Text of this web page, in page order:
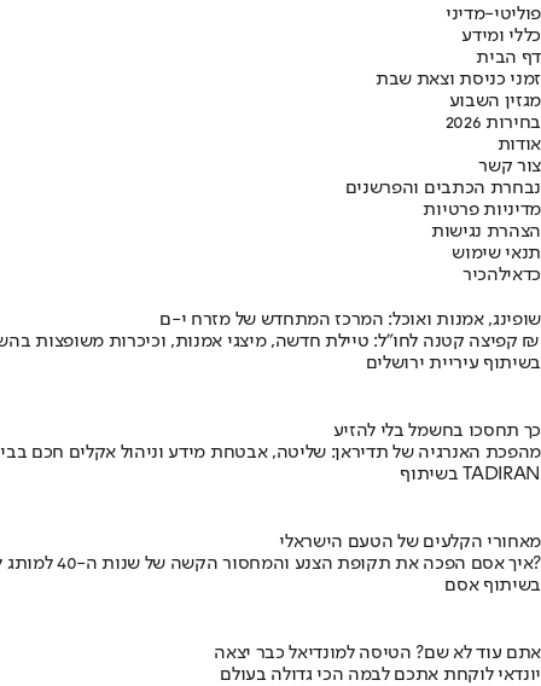
פוליטי-מדיני
כללי ומידע
דף הבית
זמני כניסת וצאת שבת
מגזין השבוע
בחירות 2026
אודות
צור קשר
נבחרת הכתבים והפרשנים
מדיניות פרטיות
הצהרת נגישות
תנאי שימוש
כדאילהכיר
שופינג, אמנות ואוכל: המרכז המתחדש של מזרח י-ם
קפיצה קטנה לחו"ל: טיילת חדשה, מיצגי אמנות, וכיכרות משופצות בהשקעה של 100 מיליון ₪
בשיתוף עיריית ירושלים
כך תחסכו בחשמל בלי להזיע
מהפכת האנרגיה של תדיראן: שליטה, אבטחת מידע וניהול אקלים חכם
בשיתוף TADIRAN
מאחורי הקלעים של הטעם הישראלי
איך אסם הפכה את תקופת הצנע והמחסור הקשה של שנות ה-40 למותג לאומי?
בשיתוף אסם
אתם עוד לא שם? הטיסה למונדיאל כבר יצאה
יונדאי לוקחת אתכם לבמה הכי גדולה בעולם